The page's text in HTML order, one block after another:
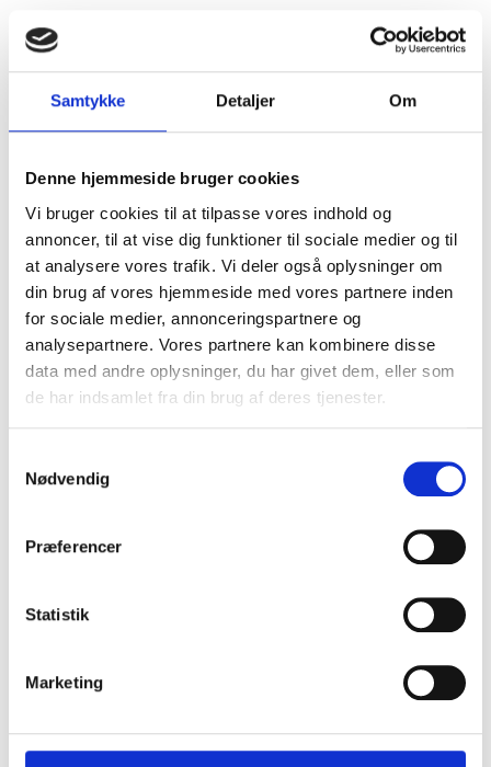
Samtykke Detaljer Om
Denne hjemmeside bruger cookies
Vi bruger cookies til at tilpasse vores indhold og
annoncer, til at vise dig funktioner til sociale medier og til
at analysere vores trafik. Vi deler også oplysninger om
din brug af vores hjemmeside med vores partnere inden
for sociale medier, annonceringspartnere og
analysepartnere. Vores partnere kan kombinere disse
data med andre oplysninger, du har givet dem, eller som
de har indsamlet fra din brug af deres tjenester.
Nødvendig
Præferencer
Statistik
Marketing
Vores udtjente arbejdstøj gør gavn én gang
til
Social ansvarlighed er en mulighed for at
skabe reel forretningsværdi
Sikkerheden er ikke til diskution i E-mobility
Triarca danner nordisk gruppe med fokus
på lavspændingsnettet og eMobility.
På Papirøen finder du fremtidens